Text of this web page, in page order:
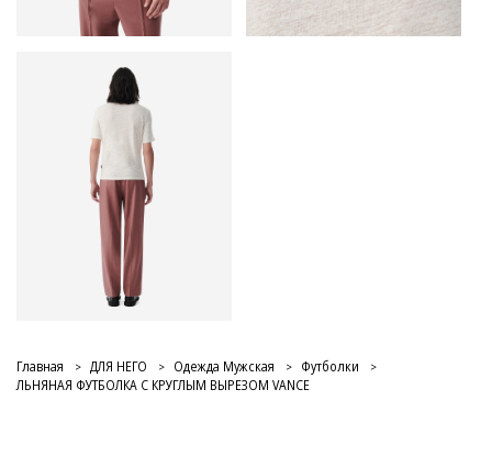
Главная ДЛЯ НЕГО Одежда Мужская
Футболки
ЛЬНЯНАЯ ФУТБОЛКА С КРУГЛЫМ ВЫРЕЗОМ VANCE